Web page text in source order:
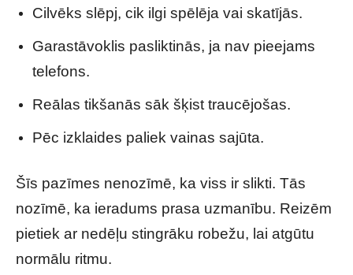
Cilvēks slēpj, cik ilgi spēlēja vai skatījās.
Garastāvoklis pasliktinās, ja nav pieejams
telefons.
Reālas tikšanās sāk šķist traucējošas.
Pēc izklaides paliek vainas sajūta.
Šīs pazīmes nenozīmē, ka viss ir slikti. Tās
nozīmē, ka ieradums prasa uzmanību. Reizēm
pietiek ar nedēļu stingrāku robežu, lai atgūtu
normālu ritmu.